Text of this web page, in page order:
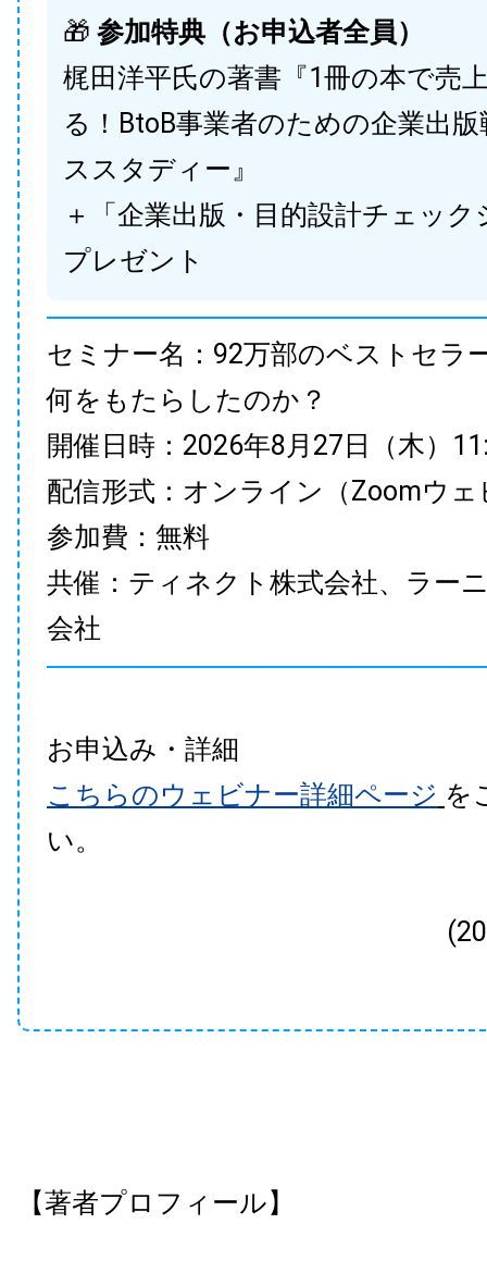
🎁 参加特典（お申込者全員）
梶田洋平氏の著書『1冊の本で売
る！BtoB事業者のための企業出
ススタディー』
＋「企業出版・目的設計チェック
プレゼント
セミナー名：92万部のベストセラ
何をもたらしたのか？
開催日時：2026年8月27日（木）
配信形式：オンライン（Zoomウェ
参加費：無料
共催：ティネクト株式会社、ラー
会社
お申込み・詳細
こちらのウェビナー詳細ページ を
い。
【著者プロフィール】